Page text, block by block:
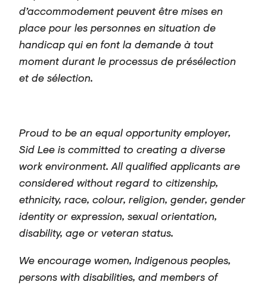
d’accommodement peuvent être mises en
place pour les personnes en situation de
handicap qui en font la demande à tout
moment durant le processus de présélection
et de sélection.
Proud to be an equal opportunity employer,
Sid Lee is committed to creating a diverse
work environment. All qualified applicants are
considered without regard to citizenship,
ethnicity, race, colour, religion, gender, gender
identity or expression, sexual orientation,
disability, age or veteran status.
We encourage women, Indigenous peoples,
persons with disabilities, and members of